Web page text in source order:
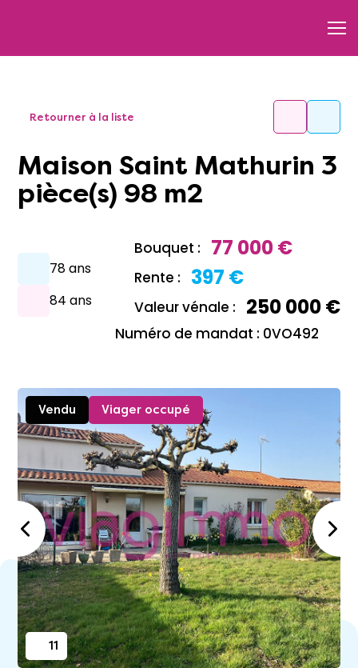
Retourner à la liste
Maison Saint Mathurin 3
pièce(s) 98 m2
78 ans
84 ans
Bouquet : 77 000 €
Rente : 397 €
Valeur vénale : 250 000 €
Numéro de mandat : 0VO492
Vendu Viager occupé
11